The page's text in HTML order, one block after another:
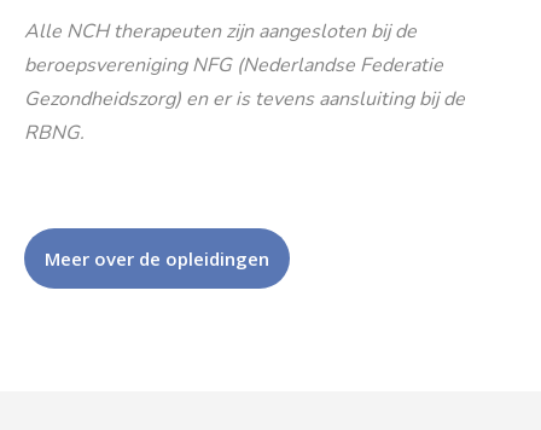
Alle NCH therapeuten zijn aangesloten bij de
beroepsvereniging NFG (Nederlandse Federatie
Gezondheidszorg) en er is tevens aansluiting bij de
RBNG.
Meer over de opleidingen